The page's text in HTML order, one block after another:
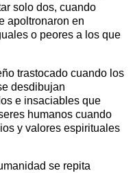
solo dos, cuando
apoltronaron en
o peores a los que
trastocado cuando los
desdibujan
e insaciables que
humanos cuando
y valores espirituales
se repita